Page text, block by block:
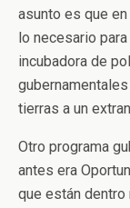
asunto es que
lo necesario
incubadora de
tierras a un
Otro programa
antes era
que están